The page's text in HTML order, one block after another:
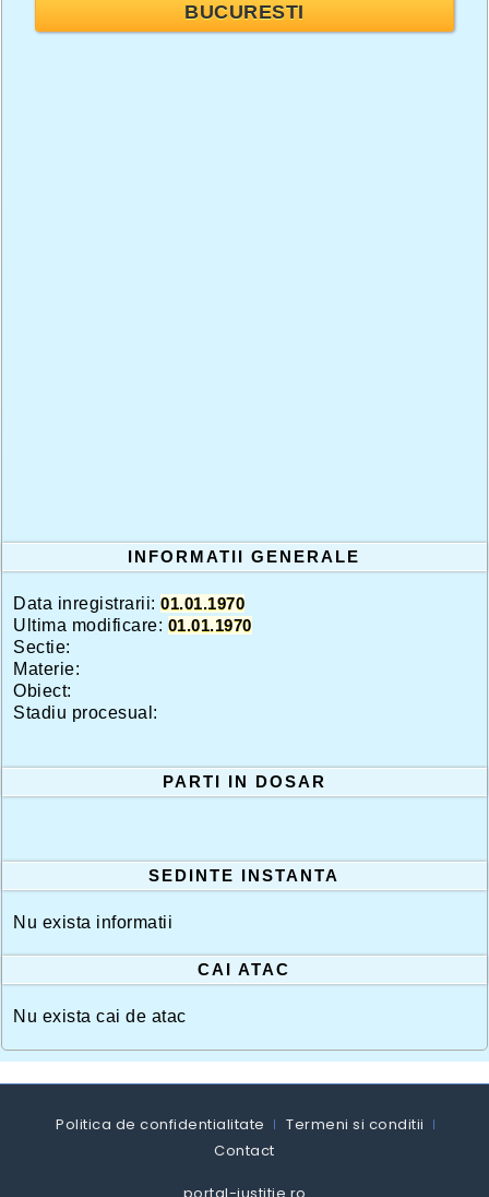
BUCURESTI
INFORMATII GENERALE
Data inregistrarii:01.01.1970
Ultima modificare: 01.01.1970
Sectie:
Materie:
Obiect:
Stadiu procesual:
PARTI IN DOSAR
SEDINTE INSTANTA
Nu exista informatii
CAI ATAC
Nu exista cai de atac
Politica de confidentialitate
Termeni si conditii
Contact